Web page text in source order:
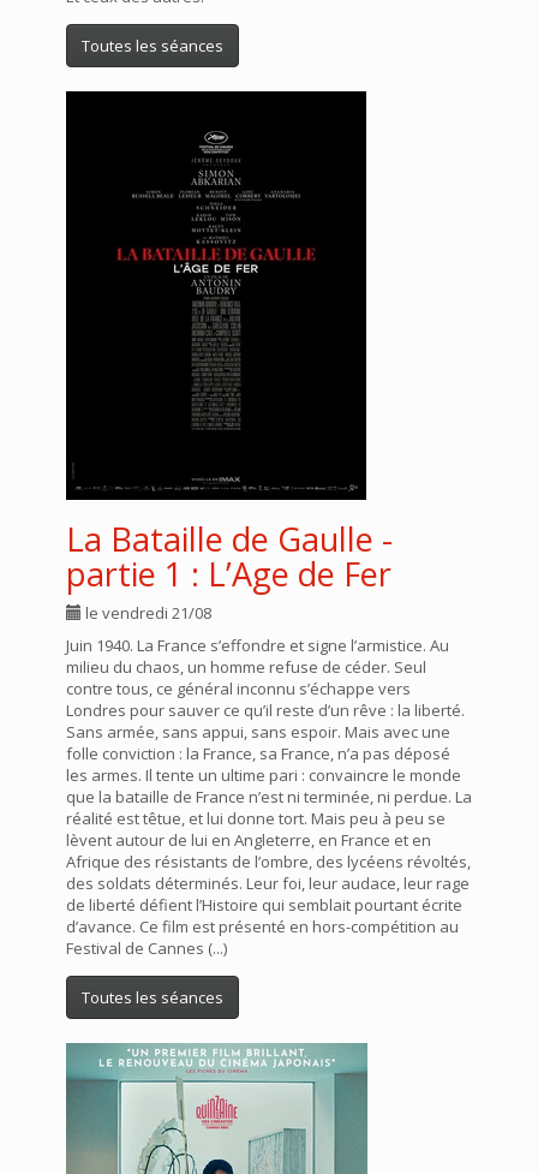
Toutes les séances
La Bataille de Gaulle -
partie 1 : L’Age de Fer
le vendredi 21/08
Juin 1940. La France s’effondre et signe l’armistice. Au
milieu du chaos, un homme refuse de céder. Seul
contre tous, ce général inconnu s’échappe vers
Londres pour sauver ce qu’il reste d’un rêve : la liberté.
Sans armée, sans appui, sans espoir. Mais avec une
folle conviction : la France, sa France, n’a pas déposé
les armes. Il tente un ultime pari : convaincre le monde
que la bataille de France n’est ni terminée, ni perdue. La
réalité est têtue, et lui donne tort. Mais peu à peu se
lèvent autour de lui en Angleterre, en France et en
Afrique des résistants de l’ombre, des lycéens révoltés,
des soldats déterminés. Leur foi, leur audace, leur rage
de liberté défient l’Histoire qui semblait pourtant écrite
d’avance. Ce film est présenté en hors-compétition au
Festival de Cannes (...)
Toutes les séances